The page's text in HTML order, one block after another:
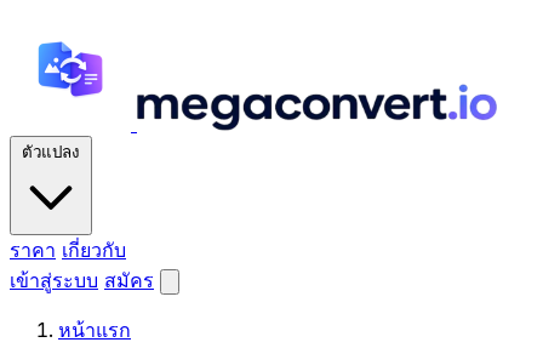
ตัวแปลง
ราคา เกี่ยวกับ
เข้าสู่ระบบ สมัคร
หน้าแรก